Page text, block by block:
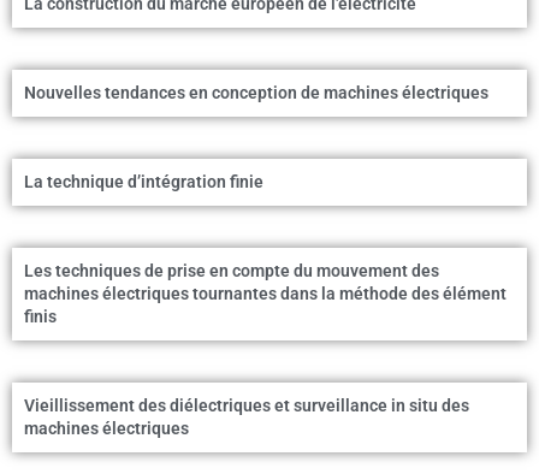
La construction du marché européen de l’électricité
Nouvelles tendances en conception de machines électriques
La technique d’intégration finie
Les techniques de prise en compte du mouvement des
machines électriques tournantes dans la méthode des élément
finis
Vieillissement des diélectriques et surveillance in situ des
machines électriques